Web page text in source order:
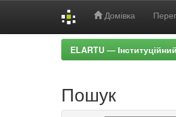
Домівка
ELARTU —
Пошук